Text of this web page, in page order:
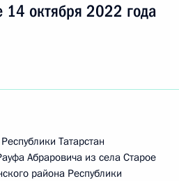
14 октября 2022 года
Татарстан
Абраровича из села Старое
района Республики